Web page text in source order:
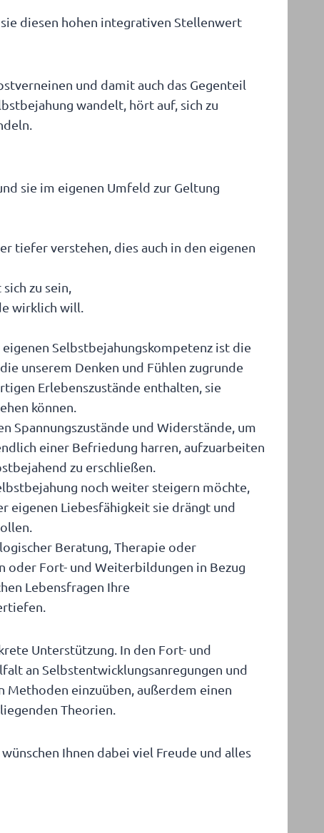
diesen hohen integrativen Stellenwert
und damit auch das Gegenteil
wandelt, hört auf, sich zu
sie im eigenen Umfeld zur Geltung
tiefer verstehen, dies auch in den eigenen
zu sein,
wirklich will.
Selbstbejahungskompetenz ist die
unserem Denken und Fühlen zugrunde
Erlebenszustände enthalten, sie
können.
Spannungszustände und Widerstände, um
einer Befriedung harren, aufzuarbeiten
zu erschließen.
noch weiter steigern möchte,
eigenen Liebesfähigkeit sie drängt und
Beratung, Therapie oder
oder Fort- und Weiterbildungen in Bezug
Lebensfragen Ihre
Unterstützung. In den Fort- und
an Selbstentwicklungsanregungen und
einzuüben, außerdem einen
Theorien.
Ihnen dabei viel Freude und alles